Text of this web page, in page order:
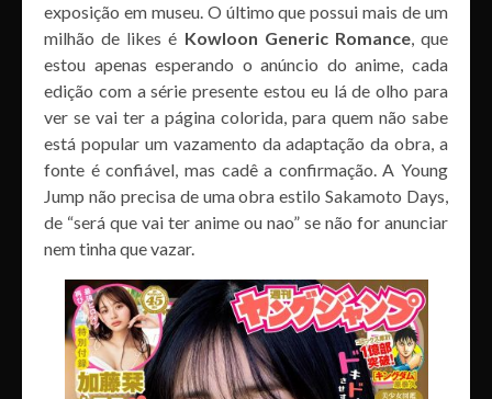
exposição em museu. O último que possui mais de um
milhão de likes é Kowloon Generic Romance, que
estou apenas esperando o anúncio do anime, cada
edição com a série presente estou eu lá de olho para
ver se vai ter a página colorida, para quem não sabe
está popular um vazamento da adaptação da obra, a
fonte é confiável, mas cadê a confirmação. A Young
Jump não precisa de uma obra estilo Sakamoto Days,
de “será que vai ter anime ou nao” se não for anunciar
nem tinha que vazar.